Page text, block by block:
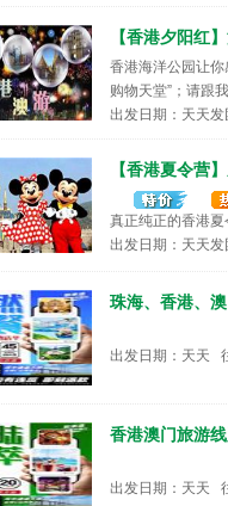
【香港夕阳红
香港海洋公园让
购物天堂”；请跟
出发日期：天天
【香港夏令营
真正纯正的香港
出发日期：天天
珠海、香港、
出发日期：天天
香港澳门旅游
出发日期：天天